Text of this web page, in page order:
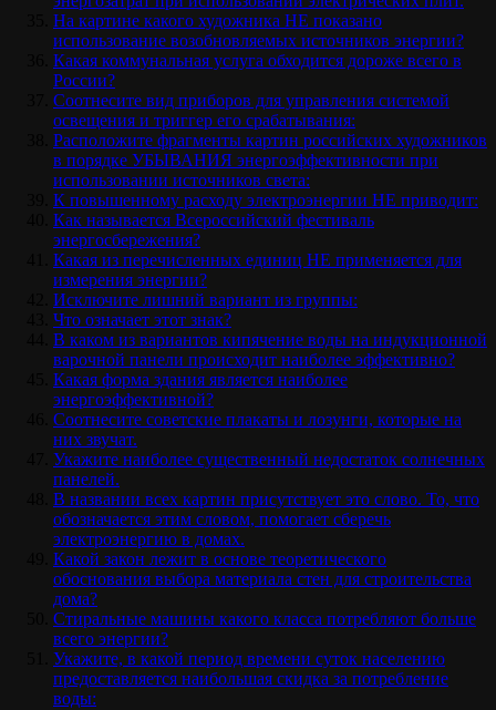
На картине какого художника НЕ показано
использование возобновляемых источников энергии?
Какая коммунальная услуга обходится дороже всего в
России?
Соотнесите вид приборов для управления системой
освещения и триггер его срабатывания:
Расположите фрагменты картин российских художников
в порядке УБЫВАНИЯ энергоэффективности при
использовании источников света:
К повышенному расходу электроэнергии НЕ приводит:
Как называется Всероссийский фестиваль
энергосбережения?
Какая из перечисленных единиц НЕ применяется для
измерения энергии?
Исключите лишний вариант из группы:
Что означает этот знак?
В каком из вариантов кипячение воды на индукционной
варочной панели происходит наиболее эффективно?
Какая форма здания является наиболее
энергоэффективной?
Соотнесите советские плакаты и лозунги, которые на
них звучат.
Укажите наиболее существенный недостаток солнечных
панелей.
В названии всех картин присутствует это слово. То, что
обозначается этим словом, помогает сберечь
электроэнергию в домах.
Какой закон лежит в основе теоретического
обоснования выбора материала стен для строительства
дома?
Стиральные машины какого класса потребляют больше
всего энергии?
Укажите, в какой период времени суток населению
предоставляется наибольшая скидка за потребление
воды: